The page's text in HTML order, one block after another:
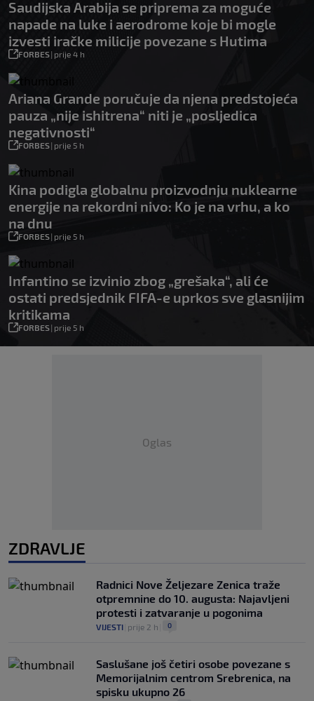
Saudijska Arabija se priprema za moguće
napade na luke i aerodrome koje bi mogle
izvesti iračke milicije povezane s Hutima
FORBES| prije 4 h
Ariana Grande poručuje da njena predstojeća
pauza „nije ishitrena“ niti je „posljedica
negativnosti“
FORBES| prije 5 h
Kina podigla globalnu proizvodnju nuklearne
energije na rekordni nivo: Ko je na vrhu, a ko
na dnu
FORBES| prije 5 h
Infantino se izvinio zbog „grešaka“, ali će
ostati predsjednik FIFA-e uprkos sve glasnijim
kritikama
FORBES| prije 5 h
Oglas
ZDRAVLJE
Radnici Nove Željezare Zenica traže
otpremnine do 10. augusta: Najavljeni
protesti i zatvaranje u pogonima
VIJESTI prije 2 h 0
Saslušane još četiri osobe povezane s
Memorijalnim centrom Srebrenica, na
spisku ukupno 26